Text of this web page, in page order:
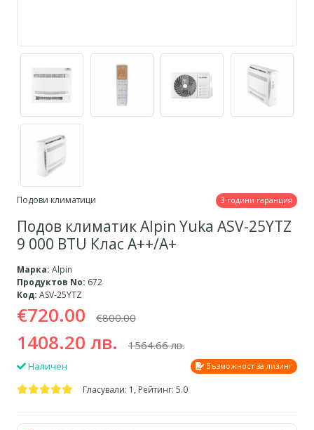
Подови климатици 3 години гаранция
Подов климатик Alpin Yuka ASV-25YTZ
9 000 BTU Клас А++/А+
Марка: Alpin
Продуктов No: 672
Код: ASV-25YTZ
€720.00 €800.00
1408.20 лв. 1564.66 лв.
Наличен Възможност за лизинг
Гласували: 1, Рейтинг: 5.0